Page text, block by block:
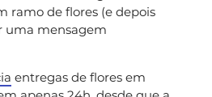
ramo de flores (e depois
uma mensagem
entregas de flores em